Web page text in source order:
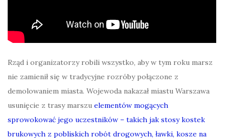
Rząd i organizatorzy robili wszystko, aby w tym roku marsz
nie zamienił się w tradycyjne rozróby połączone z
demolowaniem miasta. Wojewoda nakazał miastu Warszawa
usunięcie z trasy marszu elementów mogących
sprowokować jego uczestników – takich jak stosy kostek
brukowych z pobliskich robót drogowych, ławki, kosze na